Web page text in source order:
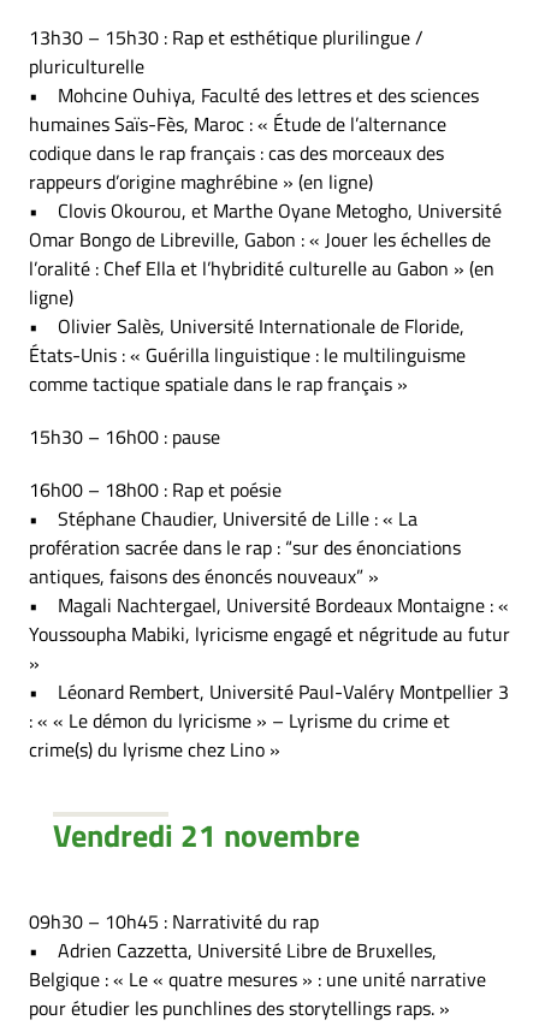
13h30 – 15h30 : Rap et esthétique plurilingue /
pluriculturelle
• Mohcine Ouhiya, Faculté des lettres et des sciences
humaines Saïs-Fès, Maroc : « Étude de l’alternance
codique dans le rap français : cas des morceaux des
rappeurs d’origine maghrébine » (en ligne)
• Clovis Okourou, et Marthe Oyane Metogho, Université
Omar Bongo de Libreville, Gabon : « Jouer les échelles de
l’oralité : Chef Ella et l’hybridité culturelle au Gabon » (en
ligne)
• Olivier Salès, Université Internationale de Floride,
États-Unis : « Guérilla linguistique : le multilinguisme
comme tactique spatiale dans le rap français »
15h30 – 16h00 : pause
16h00 – 18h00 : Rap et poésie
• Stéphane Chaudier, Université de Lille : « La
profération sacrée dans le rap : “sur des énonciations
antiques, faisons des énoncés nouveaux” »
• Magali Nachtergael, Université Bordeaux Montaigne : «
Youssoupha Mabiki, lyricisme engagé et négritude au futur
»
• Léonard Rembert, Université Paul-Valéry Montpellier 3
: « « Le démon du lyricisme » – Lyrisme du crime et
crime(s) du lyrisme chez Lino »
Vendredi 21 novembre
09h30 – 10h45 : Narrativité du rap
• Adrien Cazzetta, Université Libre de Bruxelles,
Belgique : « Le « quatre mesures » : une unité narrative
pour étudier les punchlines des storytellings raps. »